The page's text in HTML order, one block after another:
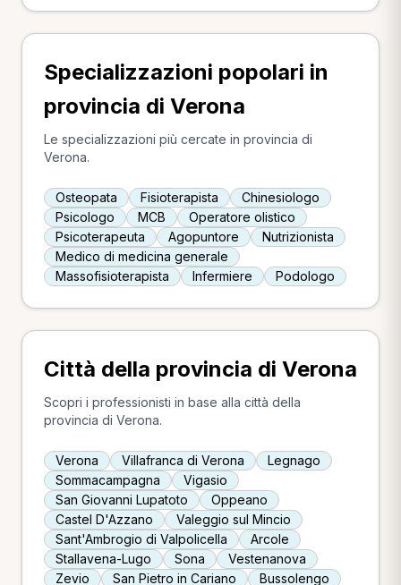
Specializzazioni popolari in
provincia di Verona
Le specializzazioni più cercate in provincia di
Verona.
Osteopata Fisioterapista
Chinesiologo
Psicologo
MCB
Operatore olistico
Psicoterapeuta
Agopuntore
Nutrizionista
Medico di medicina generale
Massofisioterapista
Infermiere Podologo
Città della provincia di Verona
Scopri i professionisti in base alla città della
provincia di Verona.
Verona Villafranca di Verona
Legnago
Sommacampagna
Vigasio
San Giovanni Lupatoto
Oppeano
Castel D'Azzano
Valeggio sul Mincio
Sant'Ambrogio di Valpolicella
Arcole
Stallavena-Lugo
Sona
Vestenanova
Zevio
San Pietro in Cariano
Bussolengo